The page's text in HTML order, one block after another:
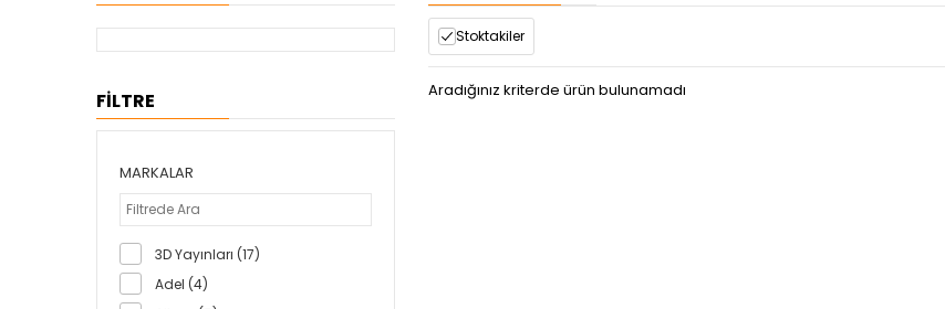
FİLTRE
MARKALAR
3D Yayınları (17)
Adel (4)
Stoktakiler
Aradığınız kriterde ürün bulunamadı